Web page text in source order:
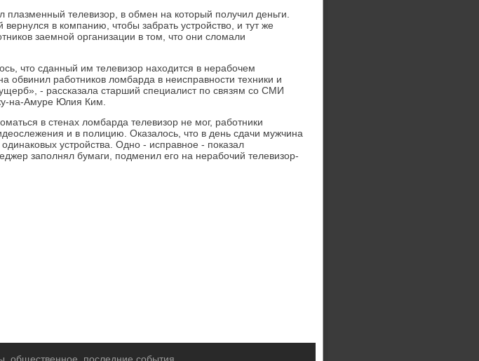
телевизор, в обмен на который получил деньги.
вернулся в компанию, чтобы забрать устройство, и тут же
заемной организации в том, что они сломали
что сданный им телевизор находится в нерабочем
обвинил работников ломбарда в неисправности техники и
- рассказала старший специалист по связям со СМИ
на-Амуре Юлия Ким.
в стенах ломбарда телевизор не мог, работники
и в полицию. Оказалось, что в день сдачи мужчина
устройства. Одно - исправное - показал
заполнял бумаги, подменил его на нерабочий телевизор-